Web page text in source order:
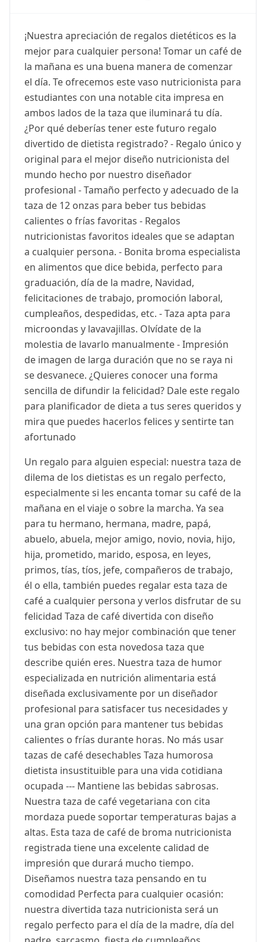
¡Nuestra apreciación de regalos dietéticos es la
mejor para cualquier persona! Tomar un café de
la mañana es una buena manera de comenzar
el día. Te ofrecemos este vaso nutricionista para
estudiantes con una notable cita impresa en
ambos lados de la taza que iluminará tu día.
¿Por qué deberías tener este futuro regalo
divertido de dietista registrado? - Regalo único y
original para el mejor diseño nutricionista del
mundo hecho por nuestro diseñador
profesional - Tamaño perfecto y adecuado de la
taza de 12 onzas para beber tus bebidas
calientes o frías favoritas - Regalos
nutricionistas favoritos ideales que se adaptan
a cualquier persona. - Bonita broma especialista
en alimentos que dice bebida, perfecto para
graduación, día de la madre, Navidad,
felicitaciones de trabajo, promoción laboral,
cumpleaños, despedidas, etc. - Taza apta para
microondas y lavavajillas. Olvídate de la
molestia de lavarlo manualmente - Impresión
de imagen de larga duración que no se raya ni
se desvanece. ¿Quieres conocer una forma
sencilla de difundir la felicidad? Dale este regalo
para planificador de dieta a tus seres queridos y
mira que puedes hacerlos felices y sentirte tan
afortunado
Un regalo para alguien especial: nuestra taza de
dilema de los dietistas es un regalo perfecto,
especialmente si les encanta tomar su café de la
mañana en el viaje o sobre la marcha. Ya sea
para tu hermano, hermana, madre, papá,
abuelo, abuela, mejor amigo, novio, novia, hijo,
hija, prometido, marido, esposa, en leyes,
primos, tías, tíos, jefe, compañeros de trabajo,
él o ella, también puedes regalar esta taza de
café a cualquier persona y verlos disfrutar de su
felicidad Taza de café divertida con diseño
exclusivo: no hay mejor combinación que tener
tus bebidas con esta novedosa taza que
describe quién eres. Nuestra taza de humor
especializada en nutrición alimentaria está
diseñada exclusivamente por un diseñador
profesional para satisfacer tus necesidades y
una gran opción para mantener tus bebidas
calientes o frías durante horas. No más usar
tazas de café desechables Taza humorosa
dietista insustituible para una vida cotidiana
ocupada --- Mantiene las bebidas sabrosas.
Nuestra taza de café vegetariana con cita
mordaza puede soportar temperaturas bajas a
altas. Esta taza de café de broma nutricionista
registrada tiene una excelente calidad de
impresión que durará mucho tiempo.
Diseñamos nuestra taza pensando en tu
comodidad Perfecta para cualquier ocasión:
nuestra divertida taza nutricionista será un
regalo perfecto para el día de la madre, día del